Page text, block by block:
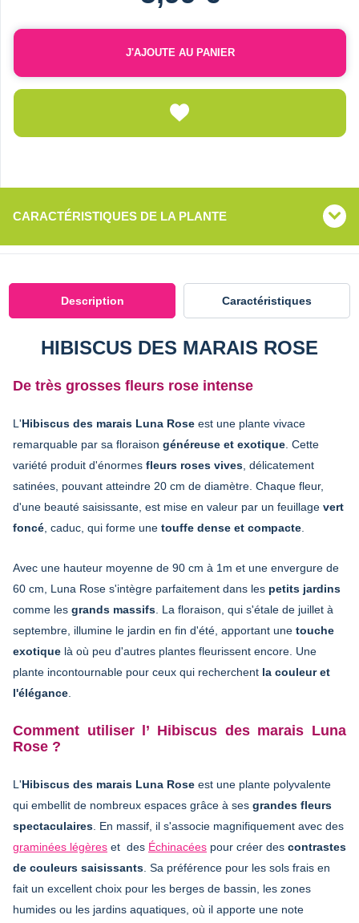
J'AJOUTE AU PANIER
CARACTÉRISTIQUES DE LA PLANTE
Description Caractéristiques
HIBISCUS DES MARAIS ROSE
De très grosses fleurs rose intense
L'Hibiscus des marais Luna Rose est une plante vivace
remarquable par sa floraison généreuse et exotique . Cette
variété produit d'énormes fleurs roses vives , délicatement
satinées, pouvant atteindre 20 cm de diamètre. Chaque fleur,
d'une beauté saisissante, est mise en valeur par un feuillage vert
foncé , caduc, qui forme une touffe dense et compacte
Avec une hauteur moyenne de 90 cm à 1m et une envergure de
60 cm, Luna Rose s'intègre parfaitement dans les petits jardins
comme les grands massifs . La floraison, qui s'étale de juillet à
septembre, illumine le jardin en fin d'été, apportant une touche
exotique là où peu d'autres plantes fleurissent encore. Une
plante incontournable pour ceux qui recherchent la couleur et
l'élégance
Comment utiliser l’ Hibiscus des marais Luna
Rose ?
L'Hibiscus des marais Luna Rose est une plante polyvalente
qui embellit de nombreux espaces grâce à ses grandes fleurs
spectaculaires . En massif, il s'associe magnifiquement avec des
graminées légères et des Échinacées pour créer des contrastes
de couleurs saisissants . Sa préférence pour les sols frais en
fait un excellent choix pour les berges de bassin, les zones
humides ou les jardins aquatiques, où il apporte une note